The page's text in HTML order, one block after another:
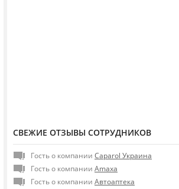
СВЕЖИЕ ОТЗЫВЫ СОТРУДНИКОВ
Гость о компании Caparol Украина
Гость о компании Amaxa
Гость о компании Автоаптека